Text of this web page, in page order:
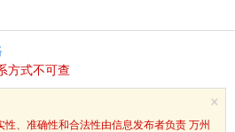
方式不可查
×
、准确性和合法性由信息发布者负责 万州